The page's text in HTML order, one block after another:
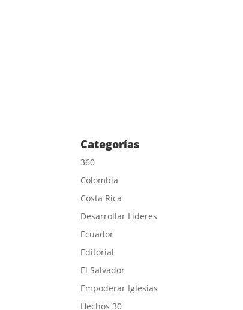
Categorías
360
Colombia
Costa Rica
Desarrollar Líderes
Ecuador
Editorial
El Salvador
Empoderar Iglesias
Hechos 30